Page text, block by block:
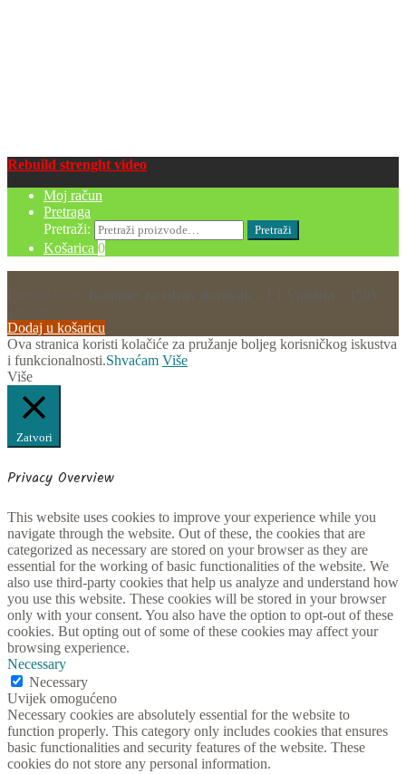
Rebuild strenght video
Moj račun
Pretraga
Pretraži:
Pretraži
Košarica 0
Dodaj u košaricu
Ova stranica koristi kolačiće za pružanje boljeg korisničkog iskustva
i funkcionalnosti.Shvaćam Više
Više
Zatvori
Privacy Overview
This website uses cookies to improve your experience while you
navigate through the website. Out of these, the cookies that are
categorized as necessary are stored on your browser as they are
essential for the working of basic functionalities of the website. We
also use third-party cookies that help us analyze and understand how
you use this website. These cookies will be stored in your browser
only with your consent. You also have the option to opt-out of these
cookies. But opting out of some of these cookies may affect your
browsing experience.
Necessary
Necessary
Uvijek omogućeno
Necessary cookies are absolutely essential for the website to
function properly. This category only includes cookies that ensures
basic functionalities and security features of the website. These
cookies do not store any personal information.